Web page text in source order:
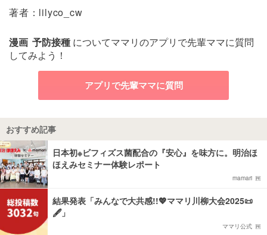
著者：lilyco_cw
漫画 予防接種 についてママリのアプリで先輩ママに質問
してみよう！
アプリで先輩ママに質問
おすすめ記事
日本初※ビフィズス菌配合の『安心』を味方に。明治ほ
ほえみセミナー体験レポート
mamari
結果発表「みんなで大共感!!💖ママリ川柳大会2025📜
🖋️」
ママリ公式